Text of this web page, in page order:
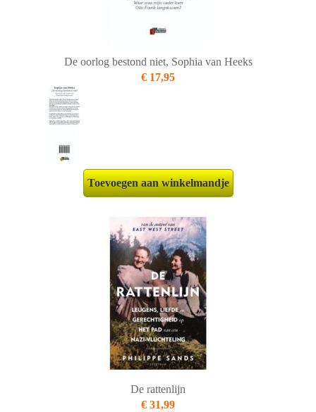
De oorlog bestond niet, Sophia van Heeks
€ 17,95
Toevoegen aan winkelmandje
De rattenlijn
€ 31,99